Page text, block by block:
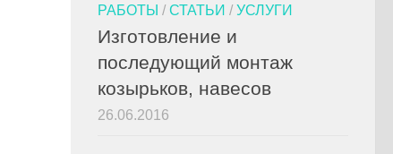
РАБОТЫ / СТАТЬИ / УСЛУГИ
Изготовление и
последующий монтаж
козырьков, навесов
26.06.2016